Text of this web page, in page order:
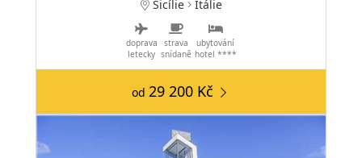
Sicílie Itálie
doprava
letecky
strava
snídaně
ubytování
hotel ****
od 29 200 Kč